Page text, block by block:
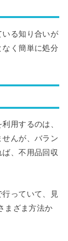
る知り合いが
く簡単に処分
用するのは、
んが、バラン
、不用品回収
行っていて、見
まざま方法か